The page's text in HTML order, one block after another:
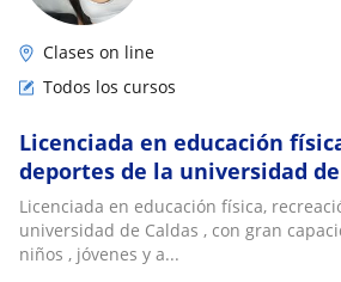
Clases on line
Todos los cursos
Licenciada en educación
deportes de la universidad
Licenciada en educación física,
universidad de Caldas , con gran
niños , jóvenes y a...